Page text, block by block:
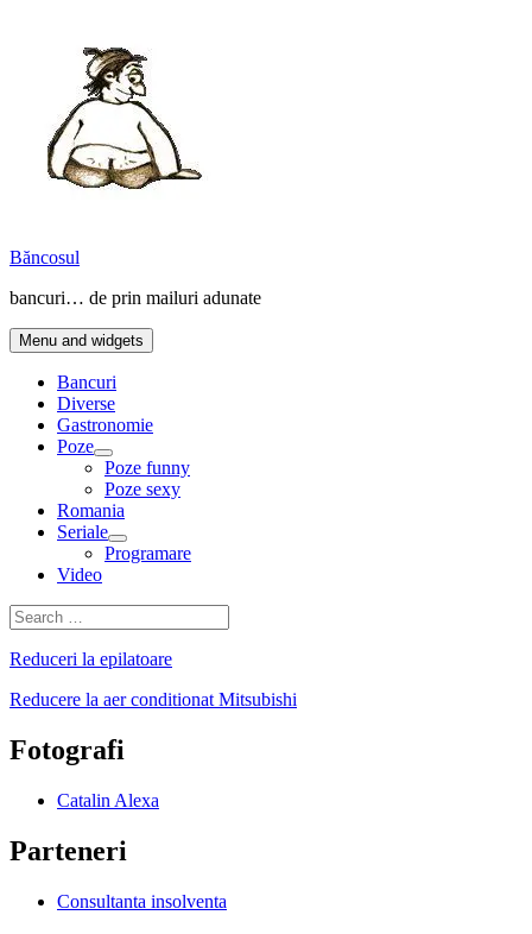
Băncosul
bancuri… de prin mailuri adunate
Menu and widgets
Bancuri
Diverse
Gastronomie
Poze
expand
child
menu
Poze funny
Poze sexy
Romania
Seriale
expand
child
Programare
Video
Search
for:
Reduceri la epilatoare
Reducere la aer conditionat Mitsubishi
Fotografi
Catalin Alexa
Parteneri
Consultanta insolventa